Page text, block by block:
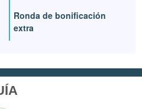
Ronda de bonificación
extra